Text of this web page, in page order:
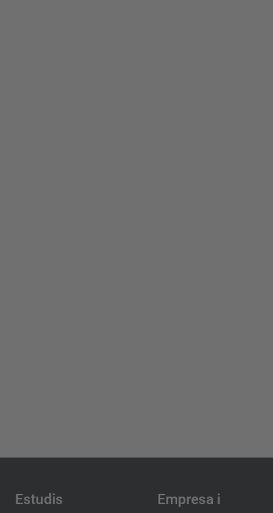
Estudis
Empresa i